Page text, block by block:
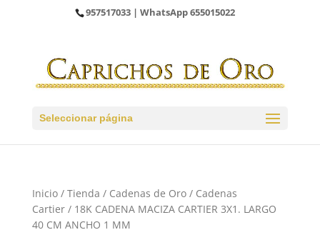
957517033 | WhatsApp655015022
Seleccionar página
Inicio/ Tienda / Cadenas de Oro/ Cadenas
Cartier/ 18K CADENA MACIZA CARTIER 3X1. LARGO
40 CM ANCHO 1 MM